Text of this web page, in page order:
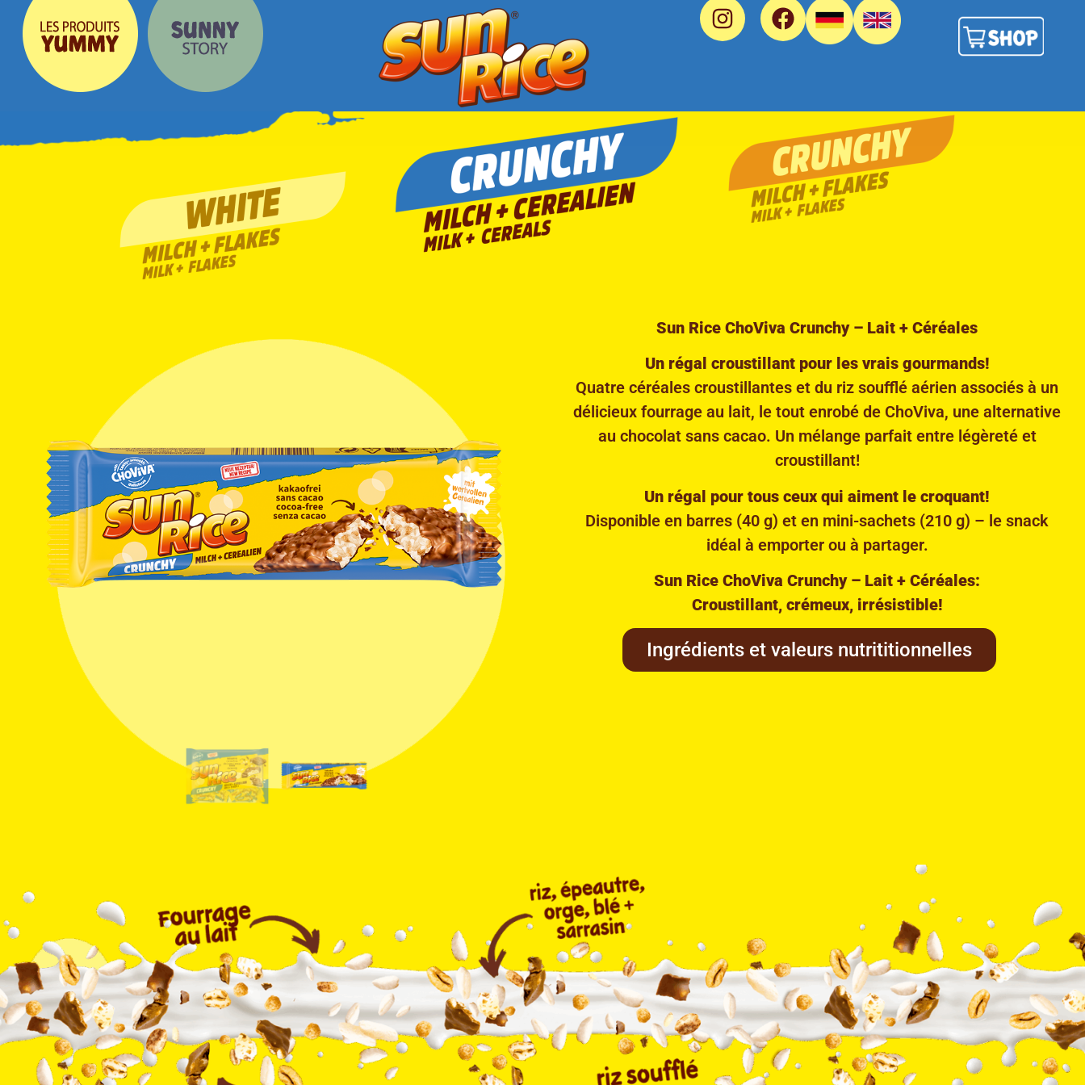
Sun Rice ChoViva Crunchy – Lait + Céréales
Un régal croustillant pour les vrais gourmands!
Quatre céréales croustillantes et du riz soufflé aérien associés à un
délicieux fourrage au lait, le tout enrobé de ChoViva, une alternative
au chocolat sans cacao. Un mélange parfait entre légèreté et
croustillant!
Un régal pour tous ceux qui aiment le croquant!
Disponible en barres (40 g) et en mini-sachets (210 g) – le snack
idéal à emporter ou à partager.
Sun Rice ChoViva Crunchy – Lait + Céréales:
Croustillant, crémeux, irrésistible!
Ingrédients et valeurs nutrititionnelles